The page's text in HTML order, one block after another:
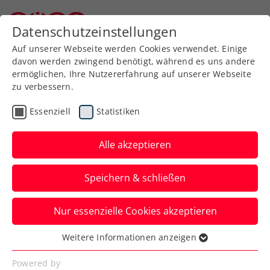
Zurück zur Newsübersicht
Turniere
ITF Rom: Pichler im
dritten Anlauf zu seinem
43. Doppel-Karrieretitel
Im dritten Saisonfinale klappt es für das
ÖTV-Ass mit einem weiteren
internationalen Herren-Turniersieg.
Verfasst von: Manuel Wachta, 04.06.2023
Datenschutzeinstellungen
Auf unserer Webseite werden Cookies verwendet. Einige
davon werden zwingend benötigt, während es uns andere
ermöglichen, Ihre Nutzererfahrung auf unserer Webseite
zu verbessern.
Essenziell Statistiken
Alle akzeptieren
Speichern & schließen
Nur essenzielle Cookies akzeptieren
Essenziell
Essenzielle Cookies werden für grundlegende
Weitere Informationen anzeigen
Powered by